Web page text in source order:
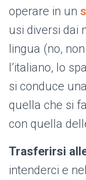
operare in un
usi diversi dai
lingua (no,
l’italiano, lo
si conduce
quella che si
con quella
Trasferirsi
intenderci e